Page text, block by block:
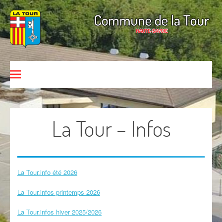
Aller au contenu
Commune de La Tour
HAUTE-SAVOIE
La Tour – Infos
La Tour.info été 2026
La Tour.infos printemps 2026
La Tour.infos hiver 2025/2026